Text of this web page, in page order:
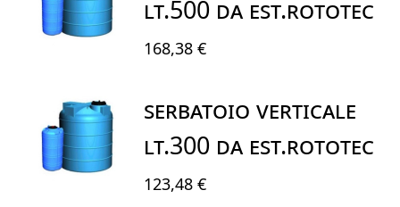
LT.500 DA EST.ROTOTEC
168,38 €
SERBATOIO VERTICALE
LT.300 DA EST.ROTOTEC
123,48 €